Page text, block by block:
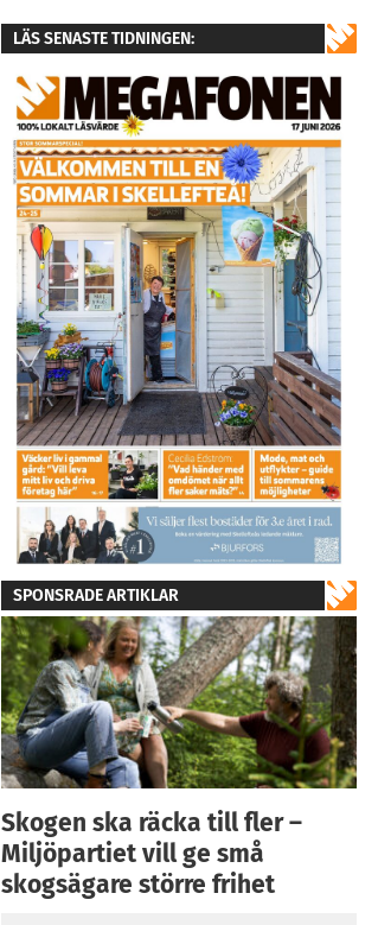
LÄS SENASTE TIDNINGEN:
SPONSRADE ARTIKLAR
Skogen ska räcka till fler –
Miljöpartiet vill ge små
skogsägare större frihet